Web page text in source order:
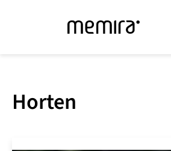
Horten